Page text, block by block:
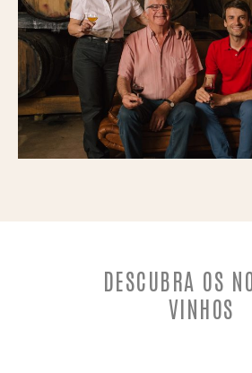
DESCUBRA OS
VINHOS